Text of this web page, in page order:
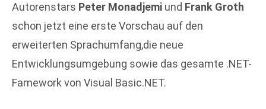
Autorenstars Peter Monadjemi und Frank Groth
schon jetzt eine erste Vorschau auf den
erweiterten Sprachumfang,die neue
Entwicklungsumgebung sowie das gesamte .NET-
Famework von Visual Basic.NET.